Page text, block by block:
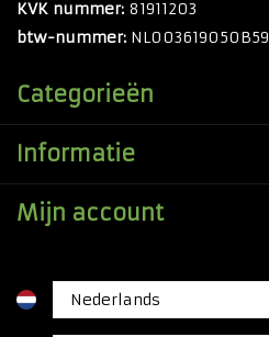
KVK nummer: 81911203
btw-nummer: NL003619050B59
Categorieën
Informatie
Mijn account